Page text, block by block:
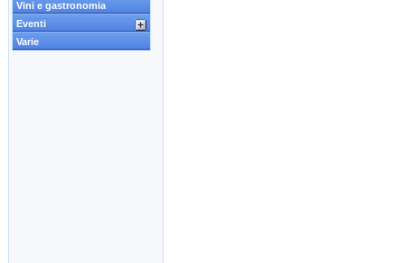
Vini e gastronomia
Eventi
Varie